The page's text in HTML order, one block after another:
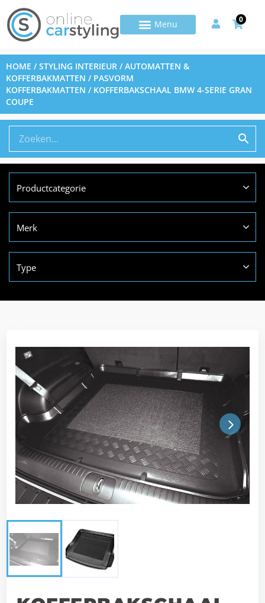
0
HOME /STYLING INTERIEUR /AUTOMATTEN &
KOFFERBAKMATTEN / PASVORM
KOFFERBAKMATTEN / KOFFERBAKSCHAAL BMW 4-SERIE GRAN
COUPE
Productcategorie
Merk
Type
Next